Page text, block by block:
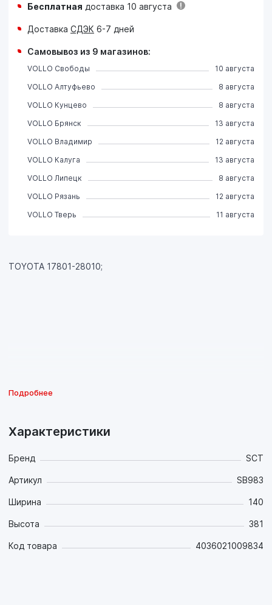
TOYOTA 17801-28010;
Подробнее
Характеристики
Бренд SCT
Артикул SB983
Ширина 140
Высота 381
Код товара 4036021009834
Бесплатная доставка 10 августа
Доставка СДЭК 6-7 дней
Самовывоз из 9 магазинов:
VOLLO Свободы
10 августа
VOLLO Алтуфьево
8 августа
VOLLO Кунцево
8 августа
VOLLO Брянск
13 августа
VOLLO Владимир
12 августа
VOLLO Калуга
13 августа
VOLLO Липецк
8 августа
VOLLO Рязань
12 августа
VOLLO Тверь
11 августа